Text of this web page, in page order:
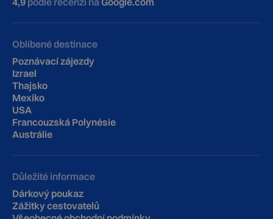
Oblíbené destinace
Poznávací zájezdy
Izrael
Thajsko
Mexiko
USA
Francouzská Polynésie
Austrálie
Důležité informace
Dárkový poukaz
Zážitky cestovatelů